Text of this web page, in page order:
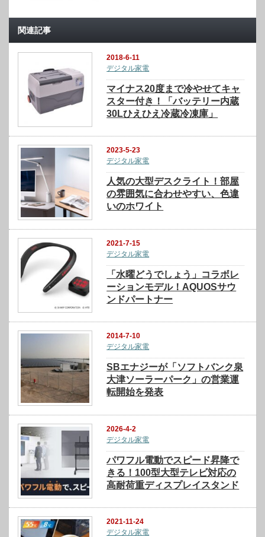
関連記事
2018-6-11
デジタル家電
マイナス20度まで冷やせてキャ
スター付き！「バッテリー内蔵
30Lひえひえ冷蔵冷凍庫」
2023-5-23
デジタル家電
人気の大型デスクライト！部屋
の雰囲気に合わせやすい、色違
いのホワイト
2021-7-15
デジタル家電
「水曜どうでしょう」コラボレ
ーションモデル！AQUOSサウ
ンドパートナー
2014-7-10
デジタル家電
SBエナジーが「ソフトバンク泉
大津ソーラーパーク」の営業運
転開始を発表
2026-4-2
デジタル家電
パワフル電動でスピード昇降で
きる！100型大型テレビ対応の
高耐荷重ディスプレイスタンド
2021-11-24
デジタル家電